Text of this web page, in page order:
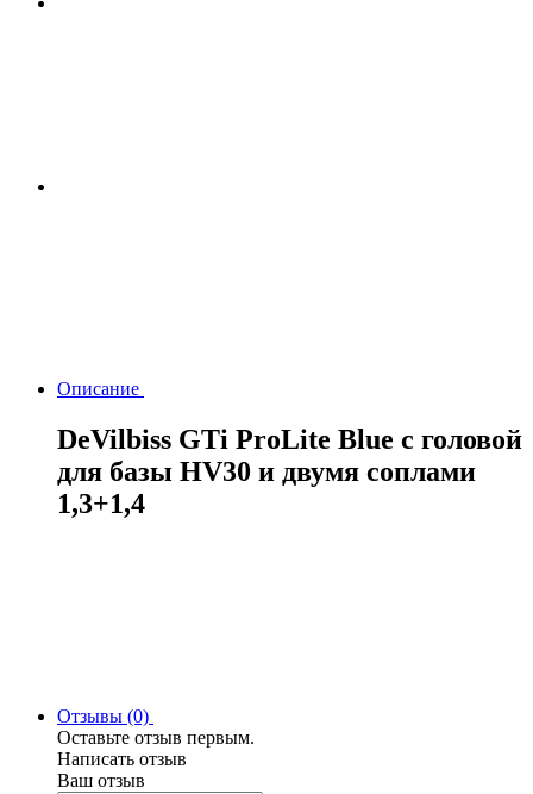
Описание
DeVilbiss GTi ProLite Blue с головой
для базы HV30 и двумя соплами
1,3+1,4
Отзывы (0)
Оставьте отзыв первым.
Написать отзыв
Ваш отзыв